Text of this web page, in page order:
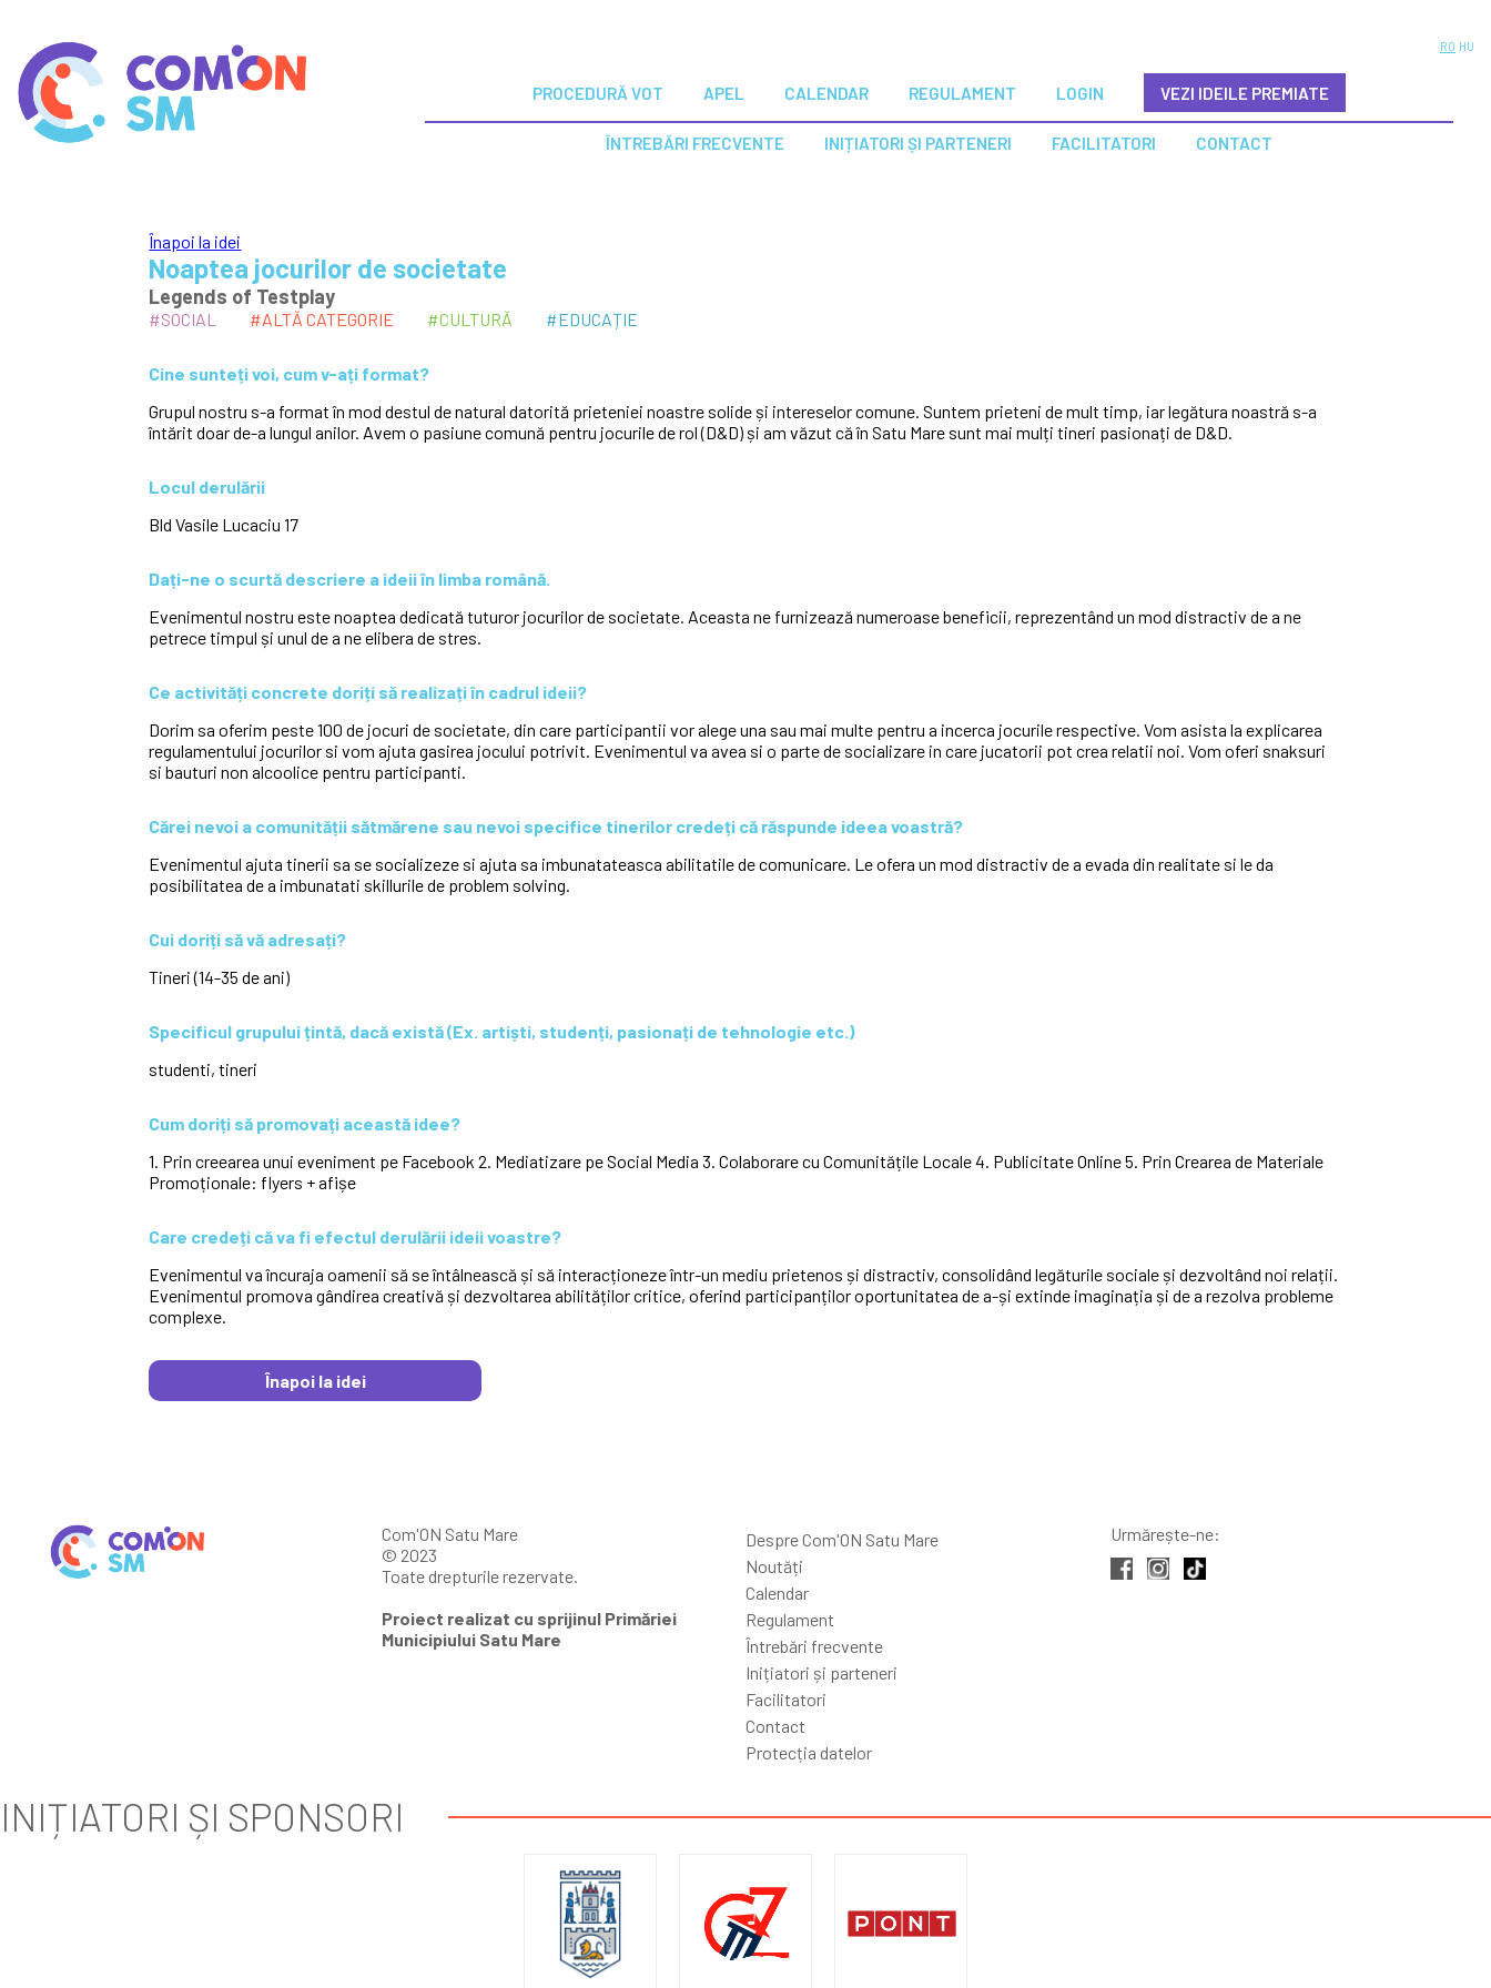
RO HU
PROCEDURĂ VOT APEL CALENDAR REGULAMENT LOGIN VEZI IDEILE PREMIATE
ÎNTREBĂRI FRECVENTE INIȚIATORI ȘI PARTENERI FACILITATORI CONTACT
Înapoi la idei
Noaptea jocurilor de societate
Legends of Testplay
#SOCIAL #ALTĂ CATEGORIE #CULTURĂ #EDUCAȚIE
Cine sunteți voi, cum v-ați format?
Grupul nostru s-a format în mod destul de natural datorită prieteniei noastre solide și intereselor comune. Suntem prieteni de mult timp, iar legătura noastră s-a
întărit doar de-a lungul anilor. Avem o pasiune comună pentru jocurile de rol (D&D) și am văzut că în Satu Mare sunt mai mulți tineri pasionați de D&D.
Locul derulării
Bld Vasile Lucaciu 17
Dați-ne o scurtă descriere a ideii în limba română.
Evenimentul nostru este noaptea dedicată tuturor jocurilor de societate. Aceasta ne furnizează numeroase beneficii, reprezentând un mod distractiv de a ne
petrece timpul și unul de a ne elibera de stres.
Ce activități concrete doriți să realizați în cadrul ideii?
Dorim sa oferim peste 100 de jocuri de societate, din care participantii vor alege una sau mai multe pentru a incerca jocurile respective. Vom asista la explicarea
regulamentului jocurilor si vom ajuta gasirea jocului potrivit. Evenimentul va avea si o parte de socializare in care jucatorii pot crea relatii noi. Vom oferi snaksuri
si bauturi non alcoolice pentru participanti.
Cărei nevoi a comunității sătmărene sau nevoi specifice tinerilor credeți că răspunde ideea voastră?
Evenimentul ajuta tinerii sa se socializeze si ajuta sa imbunatateasca abilitatile de comunicare. Le ofera un mod distractiv de a evada din realitate si le da
posibilitatea de a imbunatati skillurile de problem solving.
Cui doriți să vă adresați?
Tineri (14-35 de ani)
Specificul grupului țintă, dacă există (Ex. artiști, studenți, pasionați de tehnologie etc.)
studenti, tineri
Cum doriți să promovați această idee?
1. Prin creearea unui eveniment pe Facebook 2. Mediatizare pe Social Media 3. Colaborare cu Comunitățile Locale 4. Publicitate Online 5. Prin Crearea de Materiale
Promoționale: flyers + afișe
Care credeți că va fi efectul derulării ideii voastre?
Evenimentul va încuraja oamenii să se întâlnească și să interacționeze într-un mediu prietenos și distractiv, consolidând legăturile sociale și dezvoltând noi relații.
Evenimentul promova gândirea creativă și dezvoltarea abilităților critice, oferind participanților oportunitatea de a-și extinde imaginația și de a rezolva probleme
complexe.
Înapoi la idei
Com'ON Satu Mare
© 2023
Toate drepturile rezervate.
Proiect realizat cu sprijinul Primăriei
Municipiului Satu Mare
Despre Com'ON Satu Mare
Noutăți
Calendar
Regulament
Întrebări frecvente
Inițiatori și parteneri
Facilitatori
Contact
Protecția datelor
Urmărește-ne:
INIȚIATORI ȘI SPONSORI